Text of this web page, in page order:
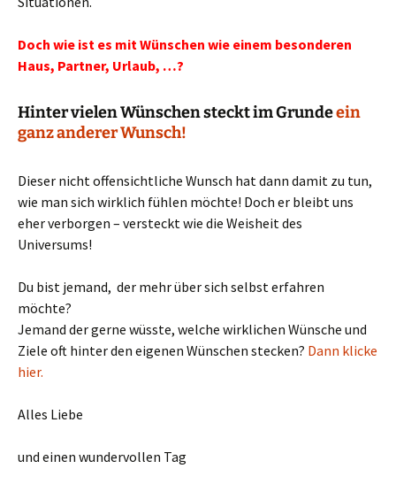
Doch wie ist es mit Wünschen wie einem besonderen
Haus, Partner, Urlaub, …?
Hinter vielen Wünschen steckt im Grundeein
ganz anderer Wunsch!
Dieser nicht offensichtliche Wunsch hat dann damit zu tun,
wie man sich wirklich fühlen möchte! Doch er bleibt uns
eher verborgen – versteckt wie die Weisheit des
Universums!
Du bist jemand, der mehr über sich selbst erfahren
möchte?
Jemand der gerne wüsste, welche wirklichen Wünsche und
Ziele oft hinter den eigenen Wünschen stecken? Dann klicke
hier.
Alles Liebe
und einen wundervollen Tag